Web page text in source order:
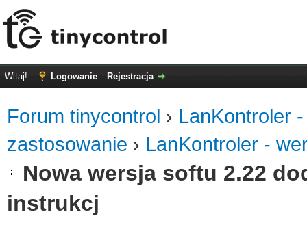
Witaj! Logowanie Rejestracja
Forum tinycontrol › LanKontroler
zastosowanie › LanKontroler -
Nowa wersja softu 2.22
instrukcj